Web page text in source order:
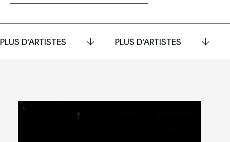
PLUS D'ARTISTES PLUS D'ARTISTES